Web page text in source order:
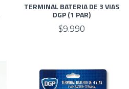
TERMINAL BATERIA DE 3 VIAS
DGP (1 PAR)
$9.990